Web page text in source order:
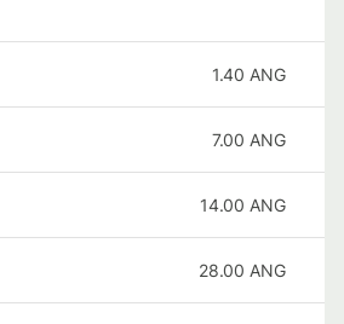
1.40 ANG
7.00 ANG
14.00 ANG
28.00 ANG